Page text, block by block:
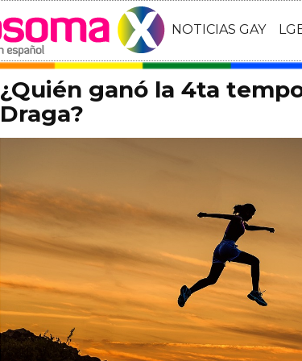
NOTICIAS GAY
¿Quién ganó la 4ta
Draga?